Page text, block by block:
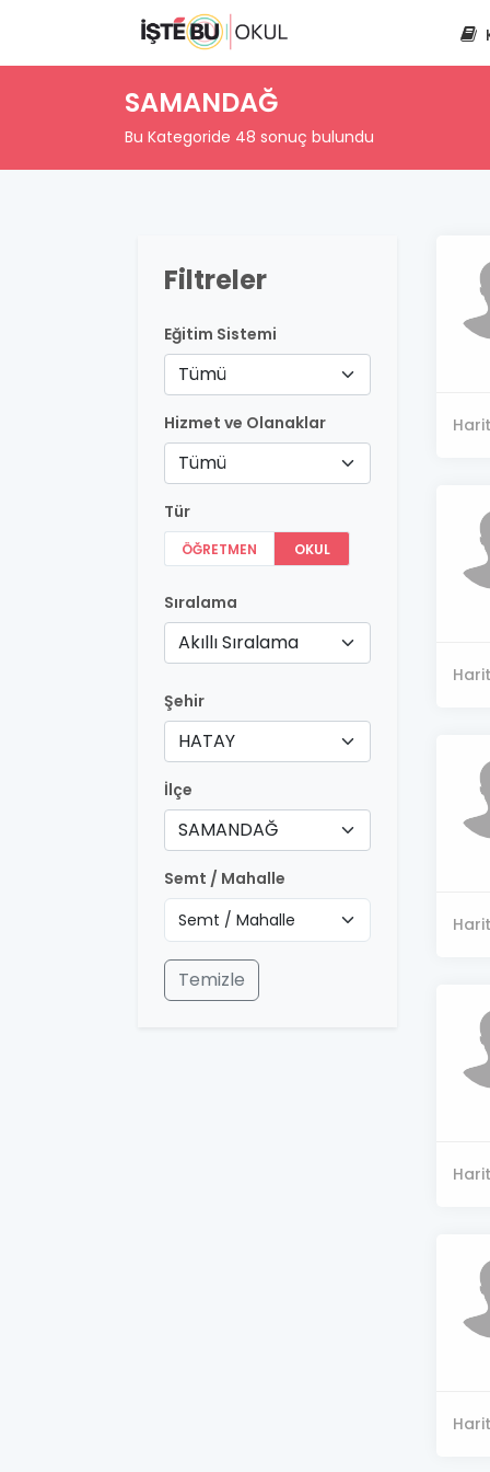
SAMANDAĞ
Bu Kategoride 48 sonuç bulundu
Filtreler
Eğitim Sistemi
Tümü
Hizmet ve Olanaklar
Tümü
Tür
ÖĞRETMEN OKUL
Sıralama
Akıllı Sıralama
Şehir
HATAY
İlçe
SAMANDAĞ
Semt / Mahalle
Temizle